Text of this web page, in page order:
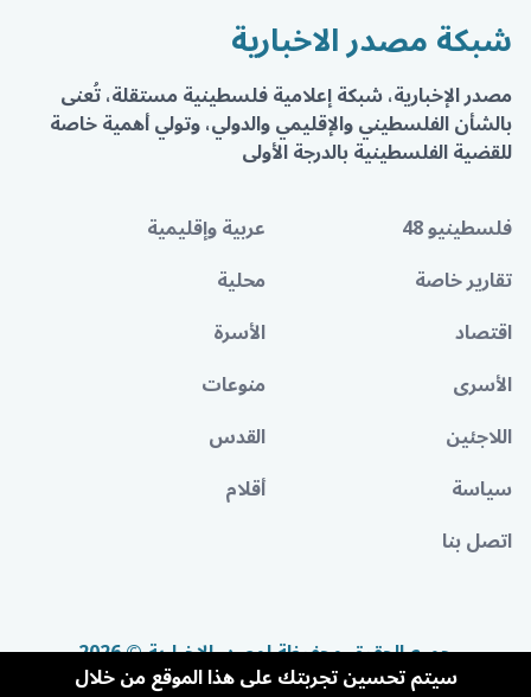
شبكة مصدر الاخبارية
مصدر الإخبارية، شبكة إعلامية فلسطينية مستقلة، تُعنى
بالشأن الفلسطيني والإقليمي والدولي، وتولي أهمية خاصة
للقضية الفلسطينية بالدرجة الأولى
فلسطينيو 48
عربية وإقليمية
تقارير خاصة
محلية
اقتصاد
الأسرة
الأسرى
منوعات
اللاجئين
القدس
سياسة
أقلام
اتصل بنا
جميع الحقوق محفوظة لمصدر الإخبارية © 2026
سيتم تحسين تجربتك على هذا الموقع من خلال